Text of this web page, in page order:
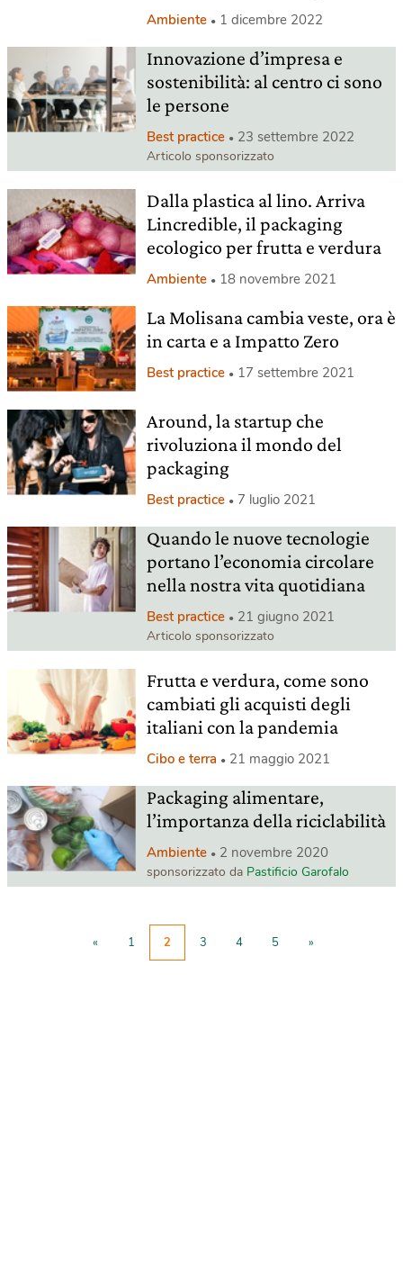
Ambiente 1 dicembre 2022
Innovazione d’impresa e
sostenibilità: al centro ci sono
le persone
Best practice 23 settembre 2022
Articolo sponsorizzato
Dalla plastica al lino. Arriva
Lincredible, il packaging
ecologico per frutta e verdura
Ambiente 18 novembre 2021
La Molisana cambia veste, ora è
in carta e a Impatto Zero
Best practice 17 settembre 2021
Around, la startup che
rivoluziona il mondo del
packaging
Best practice 7 luglio 2021
Quando le nuove tecnologie
portano l’economia circolare
nella nostra vita quotidiana
Best practice 21 giugno 2021
Articolo sponsorizzato
Frutta e verdura, come sono
cambiati gli acquisti degli
italiani con la pandemia
Cibo e terra 21 maggio 2021
Packaging alimentare,
l’importanza della riciclabilità
Ambiente 2 novembre 2020
sponsorizzato da Pastificio Garofalo
« 1 2 3 4 5 »